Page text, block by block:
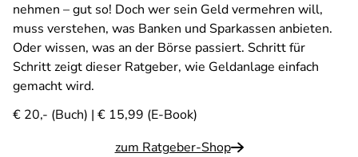
nehmen – gut so! Doch wer sein Geld vermehren will,
muss verstehen, was Banken und Sparkassen anbieten.
Oder wissen, was an der Börse passiert. Schritt für
Schritt zeigt dieser Ratgeber, wie Geldanlage einfach
gemacht wird.
€ 20,- (Buch) | € 15,99 (E-Book)
zum Ratgeber-Shop